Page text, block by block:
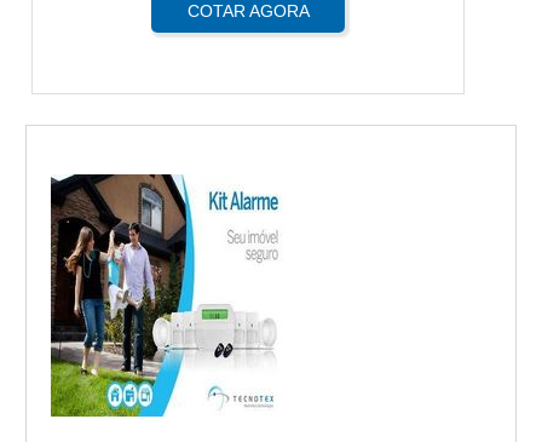
COTAR AGORA